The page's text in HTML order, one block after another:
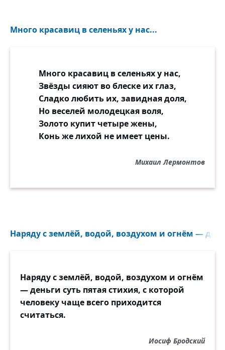
Много красавиц в селеньях у нас...
Много красавиц в селеньях у нас,
Звёзды сияют во блеске их глаз,
Сладко любить их, завидная доля,
Но веселей молодецкая воля,
Золото купит четыре жены,
Конь же лихой не имеет цены.
Михаил Лермонтов
Наряду с землёй, водой, воздухом и огнём —
Наряду с землёй, водой, воздухом и огнём
— деньги суть пятая стихия, с которой
человеку чаще всего приходится
считаться.
Иосиф Бродский